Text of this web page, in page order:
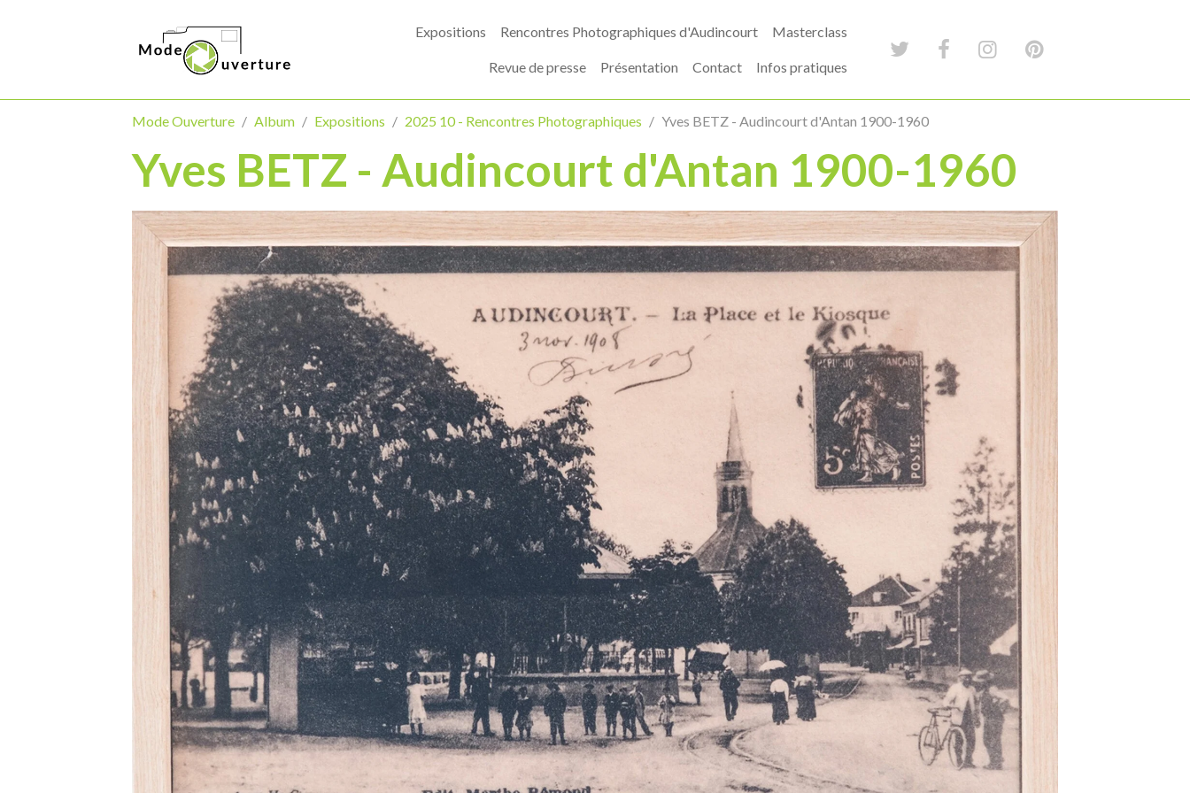
Expositions Rencontres Photographiques d'Audincourt Masterclass
Revue de presse Présentation Contact Infos pratiques
Mode Ouverture Album Expositions 2025 10 - Rencontres Photographiques Yves BETZ - Audincourt d'Antan 1900-1960
Yves BETZ - Audincourt d'Antan 1900-1960